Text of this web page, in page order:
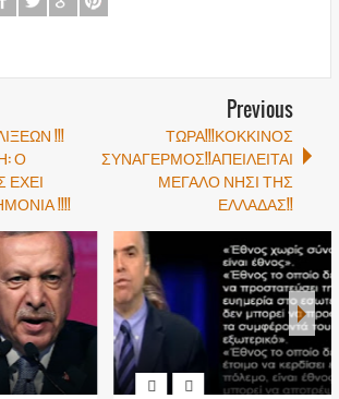
!!!
Ο
!!!!
Previous
ΤΩΡΑ!!!ΚΟΚΚΙΝΟΣ
ΣΥΝΑΓΕΡΜΟΣ!!ΑΠΕΙΛΕΙΤΑΙ
ΜΕΓΑΛΟ ΝΗΣΙ ΤΗΣ
ΕΛΛΑΔΑΣ!!